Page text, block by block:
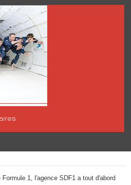
1, l'agence SDF1 a tout d'abord